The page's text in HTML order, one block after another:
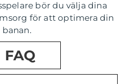
bör du välja dina
för att optimera din
FAQ